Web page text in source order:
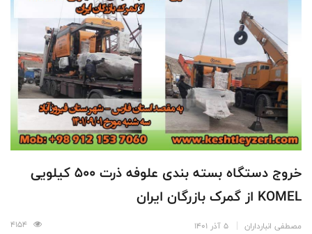
خروج دستگاه بسته بندی علوفه ذرت 500 کیلویی
KOMEL از گمرک بازرگان ایران
مصطفی انبارداران 5 آذر 1401